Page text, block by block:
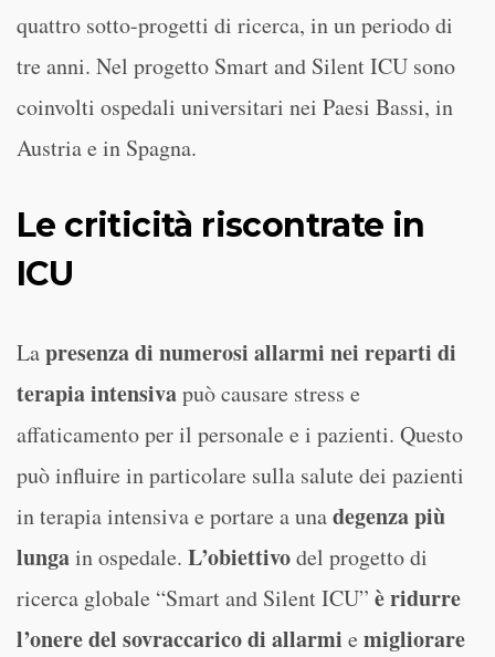
quattro sotto-progetti di ricerca, in un periodo di
tre anni. Nel progetto Smart and Silent ICU sono
coinvolti ospedali universitari nei Paesi Bassi, in
Austria e in Spagna.
Le criticità riscontrate in
ICU
Lapresenza di numerosi allarmi nei reparti di
terapia intensivapuò causare stress e
affaticamento per il personale e i pazienti. Questo
può influire in particolare sulla salute dei pazienti
in terapia intensiva e portare a unadegenza più
lungain ospedale. L’obiettivodel progetto di
ricerca globale “Smart and Silent ICU” è ridurre
l’onere del sovraccarico di allarmi e migliorare